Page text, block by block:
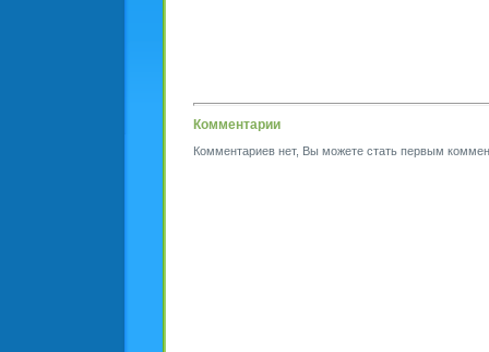
Комментарии
Комментариев нет, Вы можете стать первым